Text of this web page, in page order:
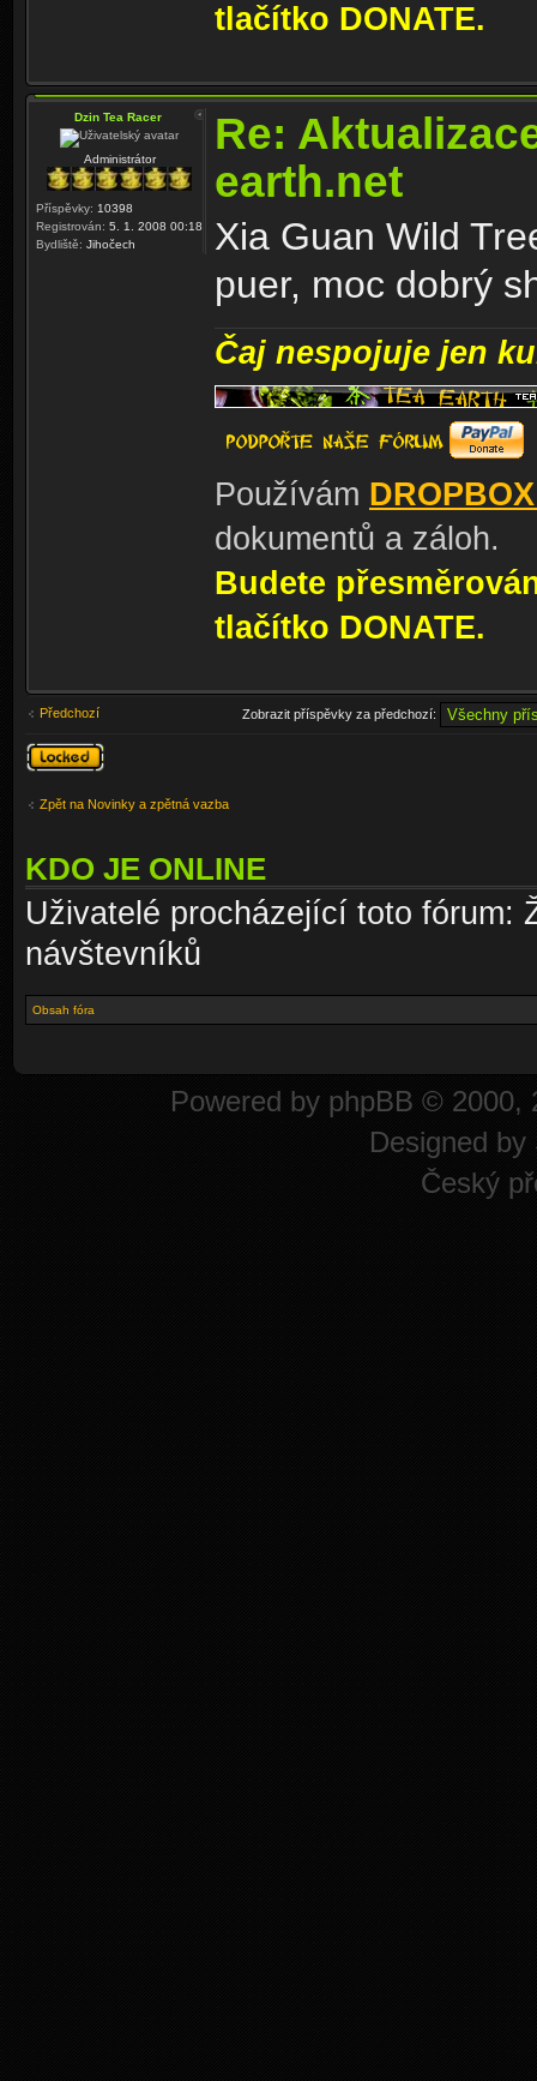
tlačítko DONATE.
Dzin Tea Racer
Administrátor
Příspěvky: 10398
Registrován: 5. 1. 2008 00:18
Bydliště: Jihočech
Re:
earth.net
Xia Guan Wild
puer, moc dobrý
Čaj nespojuje jen
Používám
dokumentů a záloh.
Budete
tlačítko DONATE.
Předchozí Zobrazit příspěvky za předchozí:
Téma
uzamknuto
Zpět na Novinky a zpětná vazba
KDO JE ONLINE
Uživatelé procházející toto fórum:
návštevníků
Obsah fóra
Powered by phpBB © 2000,
Designed by
Český